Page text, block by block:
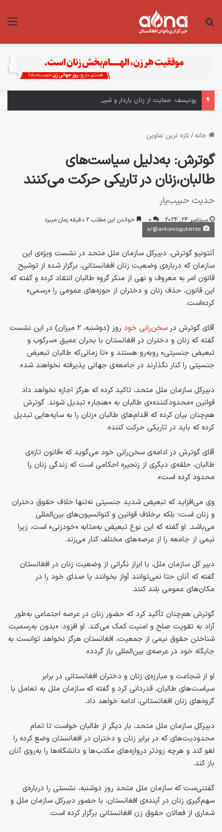
جستجو برای
یونیسف: حمایت از زنان باردار و شیرده در افغانستان اولویت ماست
خانه / تازه ترین عناوین
گوترش: به‌دلیل سیاست‌های
طالبان،زنان در تاریکی حرکت می‌کنند
حدیث حبیب‌یار
سپتامبر 24, 2024 0
خواندن این مطلب 2 دقیقه زمان میبرد
آنتونیو گوترش، دبیرکل سازمان ملل متحد در نشست ویژه‌ی این
سازمان که درباره‌ی وضعیت زنان افغانستانی، برگزار شده از توشیح
قانون امر به معروف و نهی از منکر گروه طالبان انتقاد کرده و گفته که
این قانون، حذف زنان و دختران از حوزه‌های عمومی را «رسمی»
کرده‌است.
آقای گوترش در سخن‌رانی خود
روز (دوشنبه، ۲ میزان) در این نشست
گفته که زنان و دختران در افغانستان با بحران عمیق «سرکوب و
تبعیض جنسیتی» روبه‌رو هستند و «تا زمانی‌که طالبان تبعیض
جنسیتی را کنار نگذارند در جامعه‌ی جهانی پذیرفته نخواهند شد».
دبیرکل سازمان ملل متحد، تاکید کرده که هرگز اجازه نخواهد داد
قوانین «محدودکننده»‌ی طالبان به «هنجار» تبدیل شوند. گوترش
هم‌چنان بیان کرده که اقدام‌های طالبان «زنان را به سایه‌هایی تبدیل
کرده که باید در تاریکی حرکت کنند».
آقای گوترش در ادامه‌ی سخن‌رانی خود می‌گوید که «قانون تازه‌ی
طالبان، حلقه‌ی دیگری از زنجیره احکامی است که زندگی زنان را
محدود کرده است».
وی می‌افزاید که تبعیض شدید جنسیتی نه‌تنها خلاف حقوق دختران
و زنان است؛ بلکه برخلاف قوانین و کنوانسیون‌های بین‌المللی
می‌باشد. او گفته که این نوع تبعیض به‌مثابه «خودزنی» است، زیرا
نیمی از جامعه را از عرصه‌های مختلف کنار می‌زند.
دبیر کل سازمان ملل، با ابراز نگرانی از وضعیت زنان در افغانستان
گفته که آنان حتا نمی‌توانند آواز بخوانند یا صدای خود را در
مکان‌های عمومی بلند کنند.
گوترش هم‌چنان تأکید کرد که حضور زنان در عرصه اجتماعی به‌طور
آزاد به تقویت صلح و امنیت کمک می‌کند. او افزود: «بدون به‌رسمیت
شناختن حقوق نیمی از جمعیت، افغانستان هرگز نخواهد توانست به
جایگاه خود در عرصه‌ی بین‌المللی باز گردد».
او از شجاعت و مبارزه‌ی زنان و دختران افغانستانی در برابر
سیاست‌های طالبان، قدر‌دانی کرد و گفته که سازمان ملل به تعامل با
گروه‌های زنان افغانستانی، ادامه خواهد داد.
دبیرکل سازمان ملل متحد، بار دیگر از طالبان خواست تا تمام
محدودیت‌های که در برابر زنان و دختران در افغانستان وضع کرده‌ را
لغو کند و هرچه زودتر دروازه‌های مکتب‌ها و دانشگاه‌ها را به‌روی آنان
باز کند.
گفتنی‌ست که سازمان ملل متحد روز دوشنبه، نشستی را درباره‌ی
سهم‌گیری زنان در آینده‌ی افغانستان، با حضور دبیرکل سازمان ملل و
شماری از فعالان حقوق زن افغانستانی برگزار کرده است.